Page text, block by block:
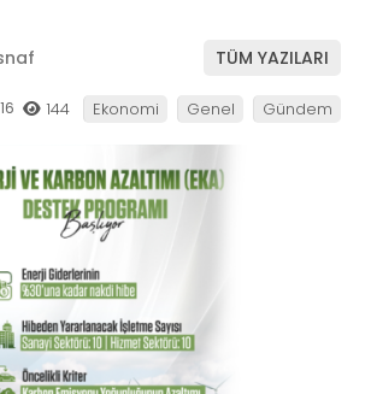
TÜM YAZILARI
144 Ekonomi Genel Gündem